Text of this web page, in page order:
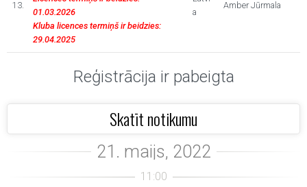
13.
01.03.2026
Kluba licences termiņš ir beidzies:
29.04.2025
a
Amber Jūrmala
Reģistrācija ir pabeigta
Skatīt notikumu